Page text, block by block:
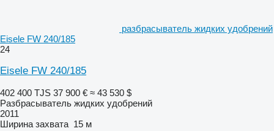
разбрасыватель жидких удобрений
Eisele FW 240/185
24
Eisele FW 240/185
402 400 TJS 37 900 € ≈ 43 530 $
Разбрасыватель жидких удобрений
2011
Ширина захвата 15 м